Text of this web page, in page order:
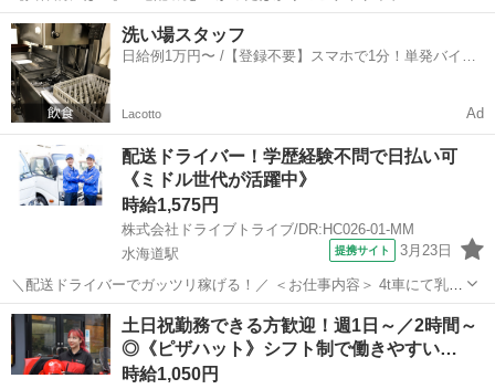
を、 美味しくお客様に召し上がっていただくために安全運転で商品を
お届けします。 ①地図で住所とルートをチェック ②オーダーシートに
記載のある商品を保温バッグに...
茨城 つくばみらい市
洗い場スタッフ
日給例1万円〜 /【登録不要】スマホで1分！単発バイト
Lacotto Ad
配送ドライバー！学歴経験不問で日払い可
《ミドル世代が活躍中》
時給1,575円
株式会社ドライブトライブ/DR:HC026-01-MM
水海道駅
提携サイト 3月23日
＼配送ドライバーでガッツリ稼げる！／ ＜お仕事内容＞ 4t車にて乳製
品等の配送業務 ■車種・内容：DR:4t＋作業 ■商品：食品 ■配送先：ス
ーパー＆ドラッグストアのセンター ■配送件数：2～4件 ＜必須資格
＞ 中型免...
茨城 常総市 水海道駅 デリバリー
土日祝勤務できる方歓迎！週1日～／2時間～
◎《ピザハット》シフト制で働きやすい…
時給1,050円